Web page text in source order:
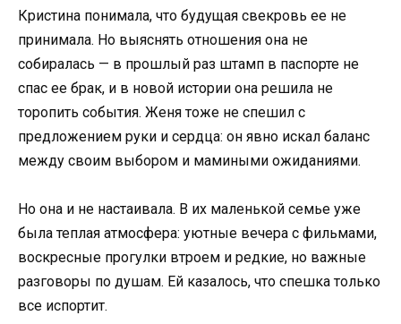
Кристина понимала, что будущая свекровь ее не
принимала. Но выяснять отношения она не
собиралась — в прошлый раз штамп в паспорте не
спас ее брак, и в новой истории она решила не
торопить события. Женя тоже не спешил с
предложением руки и сердца: он явно искал баланс
между своим выбором и мамиными ожиданиями.
Но она и не настаивала. В их маленькой семье уже
была теплая атмосфера: уютные вечера с фильмами,
воскресные прогулки втроем и редкие, но важные
разговоры по душам. Ей казалось, что спешка только
все испортит.